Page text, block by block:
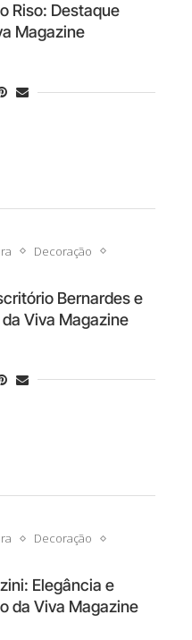
Riso: Destaque
Magazine
Decoração
Bernardes e
Viva Magazine
Decoração
Elegância e
da Viva Magazine